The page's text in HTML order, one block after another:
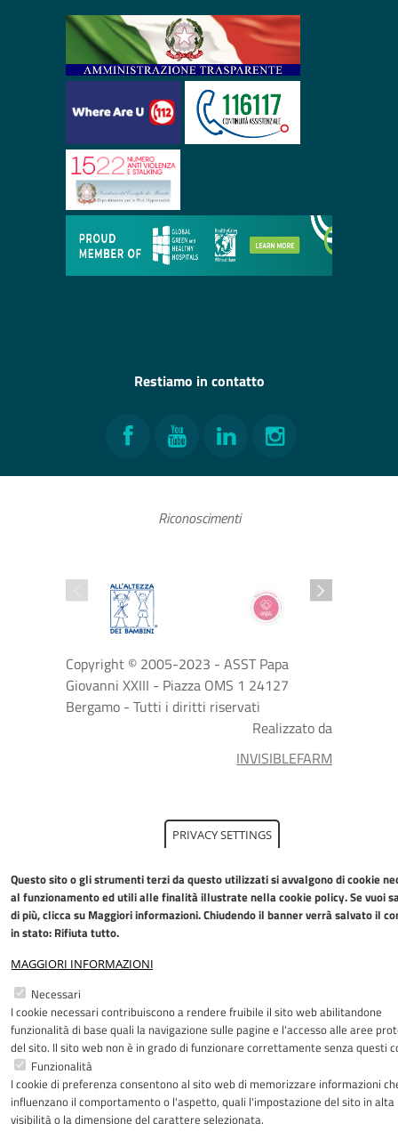
PRIVACY SETTINGS
Questo sito o gli strumenti terzi da questo utilizzati si avvalgono di cookie
al funzionamento ed utili alle finalità illustrate nellacookie policy. Se vuoi
di più, clicca su Maggiori informazioni. Chiudendo il banner verrà salvato il
in stato: Rifiuta tutto.
MAGGIORI INFORMAZIONI
Necessari
I cookie necessari contribuiscono a rendere fruibile il sito web abilitandone
funzionalità di base quali la navigazione sulle pagine e l'accesso alle aree
del sito. Il sito web non è in grado di funzionare correttamente senza questi
Funzionalità
I cookie di preferenza consentono al sito web di memorizzare informazioni
influenzano il comportamento o l'aspetto, quali l'impostazione del sito in alta
visibilità o la dimensione del carattere selezionata.
Restiamo in contatto
Facebook
YouTubeLinkedInInstagram
Riconoscimenti
Copyright © 2005-2023 - ASST Papa
Giovanni XXIII - Piazza OMS 1 24127
Bergamo - Tutti i diritti riservati
Realizzato da
INVISIBLEFARM